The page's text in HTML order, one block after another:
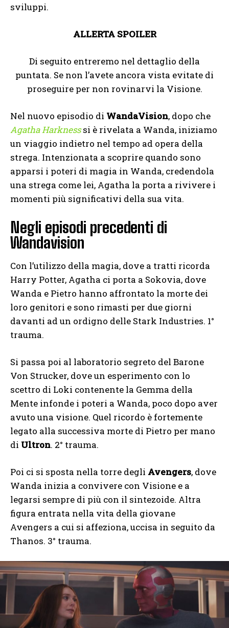
sviluppi.
ALLERTA SPOILER
Di seguito entreremo nel dettaglio della
puntata. Se non l’avete ancora vista evitate di
proseguire per non rovinarvi la Visione.
Nel nuovo episodio di WandaVision, dopo che
Agatha Harknesssi è rivelata a Wanda, iniziamo
un viaggio indietro nel tempo ad opera della
strega. Intenzionata a scoprire quando sono
apparsi i poteri di magia in Wanda, credendola
una strega come lei, Agatha la porta a rivivere i
momenti più significativi della sua vita.
Negli episodi precedenti di
Wandavision
Con l’utilizzo della magia, dove a tratti ricorda
Harry Potter, Agatha ci porta a Sokovia, dove
Wanda e Pietro hanno affrontato la morte dei
loro genitori e sono rimasti per due giorni
davanti ad un ordigno delle Stark Industries. 1°
trauma.
Si passa poi al laboratorio segreto del Barone
Von Strucker, dove un esperimento con lo
scettro di Loki contenente la Gemma della
Mente infonde i poteri a Wanda, poco dopo aver
avuto una visione. Quel ricordo è fortemente
legato alla successiva morte di Pietro per mano
di Ultron. 2° trauma.
Poi ci si sposta nella torre degli Avengers, dove
Wanda inizia a convivere con Visione e a
legarsi sempre di più con il sintezoide. Altra
figura entrata nella vita della giovane
Avengers a cui si affeziona, uccisa in seguito da
Thanos. 3° trauma.